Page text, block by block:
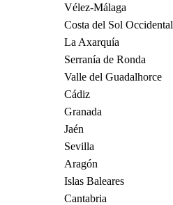
Vélez-Málaga
Costa del Sol Occidental
La Axarquía
Serranía de Ronda
Valle del Guadalhorce
Cádiz
Granada
Jaén
Sevilla
Aragón
Islas Baleares
Cantabria